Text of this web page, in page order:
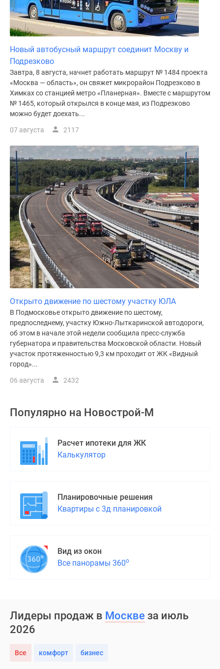
Новый автобусный маршрут соединит Москву и
Подрезково
Завтра, 8 августа, начнет работать маршрут № 1484 проекта
«Москва — область», он свяжет микрорайон Подрезково в
Химках со станцией метро «Планерная». Вместе с маршрутом
№ 1465, который открылся в конце мая, из Подрезково
можно будет доехать...
07 августа 2117
Открыто движение по шестому участку ЮЛА
В Подмосковье открыто движение по шестому,
предпоследнему, участку Южно-Лыткаринской автодороги,
об этом в начале этой недели сообщила пресс-служба
губернатора и правительства Московской области. Новый
участок протяженностью 9,3 км проходит от ЖК «Видный
город»...
06 августа 2432
Популярно на Новострой-М
Расчет ипотеки для ЖК
Калькулятор
Планировочные решения
Квартиры с 3д планировкой
Вид из окон
Все панорамы 360о
Лидеры продаж в Москве за июль
2026
Все комфорт бизнес